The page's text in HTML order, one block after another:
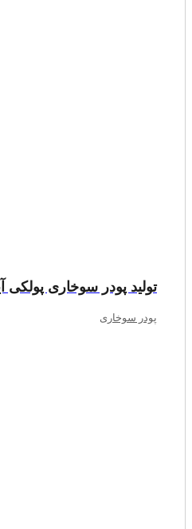
تولید پودر سوخاری پولکی
پودر سوخاری